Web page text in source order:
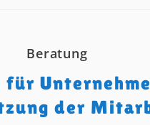
Beratung
für
der